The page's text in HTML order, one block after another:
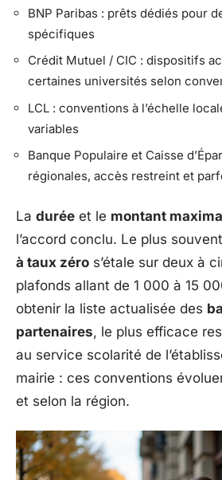
BNP Paribas : prêts dédiés pour
spécifiques
Crédit Mutuel / CIC : dispositifs
certaines universités selon
LCL : conventions à l’échelle
variables
Banque Populaire et Caisse
régionales, accès restreint et
La durée et le montant
l’accord conclu. Le plus
à taux zéro s’étale sur deux à
plafonds allant de 1 000 à 15
obtenir la liste actualisée des
partenaires, le plus efficace
au service scolarité de
mairie : ces conventions
et selon la région.